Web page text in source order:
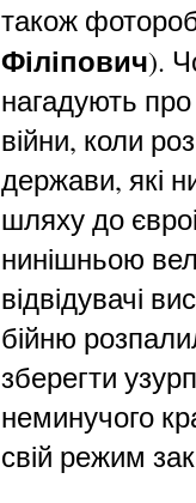
також
Філіпович).
нагадують
війни, коли
держави, які
шляху до
нинішньою
відвідувачі
бійню
зберегти
неминучого
свій режим